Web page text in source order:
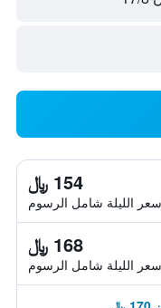
154 ﷼
سعر الليلة شامل الرسوم
168 ﷼
سعر الليلة شامل الرسوم